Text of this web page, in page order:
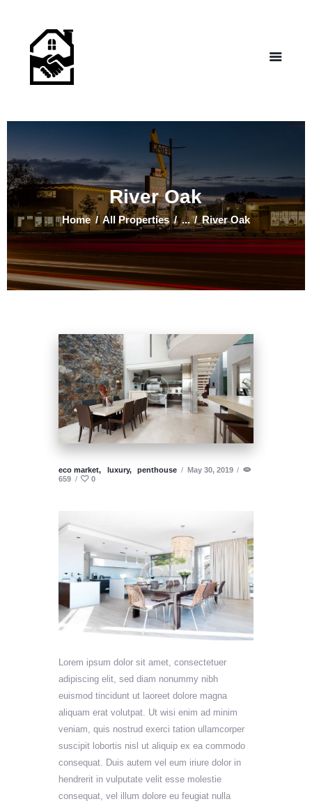
River Oak
Home All Properties ... River Oak
– Helping those in need find affordable housing
Testimonials
About Us
Contact Us
eco market, luxury, penthouse
May 30, 2019
659
0
Lorem ipsum dolor sit amet, consectetuer
adipiscing elit, sed diam nonummy nibh
euismod tincidunt ut laoreet dolore magna
aliquam erat volutpat. Ut wisi enim ad minim
veniam, quis nostrud exerci tation ullamcorper
suscipit lobortis nisl ut aliquip ex ea commodo
consequat. Duis autem vel eum iriure dolor in
hendrerit in vulputate velit esse molestie
consequat, vel illum dolore eu feugiat nulla